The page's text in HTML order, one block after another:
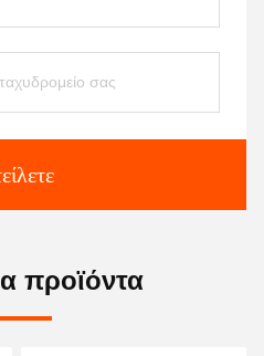
προϊόντα